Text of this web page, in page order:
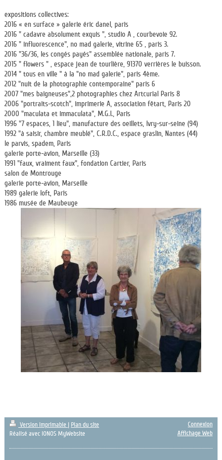
expositions collectives:
2016 « en surface » galerie éric danel, paris
2016 " cadavre absolument exquis ", studio A , courbevoie 92.
2016 " influorescence", no mad galerie, vitrine 65 , paris 3.
2016 "36/36, les congés payés" assemblée nationale, paris 7.
2015 " flowers " , espace jean de tourlière, 91370 verrières le buisson.
2014 " tous en ville " à la "no mad galerie", paris 4ème.
2012 "nuit de la photographie contemporaine" paris 6
2007 "mes baigneuses",2 photographies chez Artcurial Paris 8
2006 "portraits-scotch", imprimerie A, association fêtart, Paris 20
2000 "maculata et immaculata", M.G.I., Paris
1996 "7 espaces, 1 lieu", manufacture des oeillets, Ivry-sur-seine (94)
1992 "à saisir, chambre meublé", C.R.D.C., espace graslin, Nantes (44)
le parvis, spadem, Paris
galerie porte-avion, Marseille (33)
1991 "faux, vraiment faux", fondation Cartier, Paris
salon de Montrouge
galerie porte-avion, Marseille
1989 galerie loft, Paris
1986 musée de Maubeuge
Version imprimable | Plan du site
Réalisé avec IONOS MyWebsite
Connexion
Affichage Web